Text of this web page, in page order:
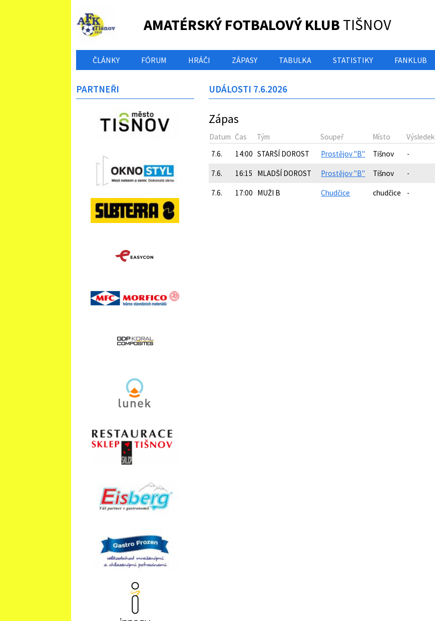
AMATÉRSKÝ FOTBALOVÝ KLUB TIŠNOV
ČLÁNKY FÓRUM HRÁČI ZÁPASY TABULKA STATISTIKY FANKLUB
UDÁLOSTI 7.6.2026
Zápas
Datum Čas Tým Soupeř Místo Výsledek
7.6.
14:00 STARŠÍ DOROST Prostějov "B" Tišnov -
7.6. 16:15 MLADŠÍ DOROST Prostějov "B" Tišnov -
7.6. 17:00 MUŽI B Chudčice chudčice -
PARTNEŘI